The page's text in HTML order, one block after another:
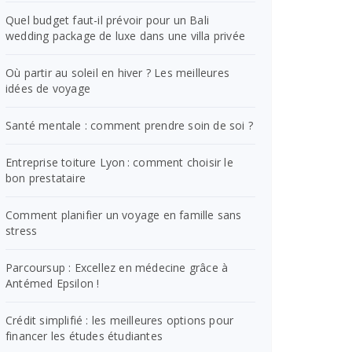
Quel budget faut-il prévoir pour un Bali
wedding package de luxe dans une villa privée
Où partir au soleil en hiver ? Les meilleures
idées de voyage
Santé mentale : comment prendre soin de soi ?
Entreprise toiture Lyon : comment choisir le
bon prestataire
Comment planifier un voyage en famille sans
stress
Parcoursup : Excellez en médecine grâce à
Antémed Epsilon !
Crédit simplifié : les meilleures options pour
financer les études étudiantes